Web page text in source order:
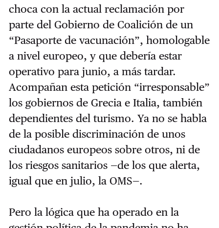
choca con la actual reclamación por
parte del Gobierno de Coalición de un
“Pasaporte de vacunación”, homologable
a nivel europeo, y que debería estar
operativo para junio, a más tardar.
Acompañan esta petición “irresponsable”
los gobiernos de Grecia e Italia, también
dependientes del turismo. Ya no se habla
de la posible discriminación de unos
ciudadanos europeos sobre otros, ni de
los riesgos sanitarios —de los que alerta,
igual que en julio, la OMS—.
Pero la lógica que ha operado en la